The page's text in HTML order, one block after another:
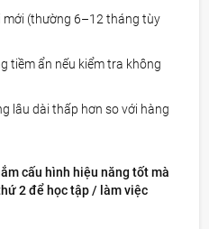
mới (thường 6–12 tháng tùy
tiềm ẩn nếu kiểm tra không
lâu dài thấp hơn so với hàng
cấu hình hiệu năng tốt mà
2 để học tập / làm việc